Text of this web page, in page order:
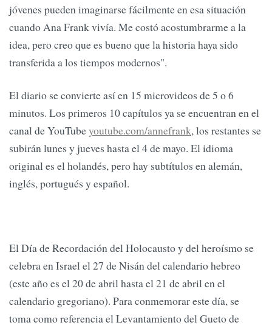
jóvenes pueden imaginarse fácilmente en esa situación
cuando Ana Frank vivía. Me costó acostumbrarme a la
idea, pero creo que es bueno que la historia haya sido
transferida a los tiempos modernos".
El diario se convierte así en 15 microvideos de 5 o 6
minutos. Los primeros 10 capítulos ya se encuentran en el
canal de YouTubeyoutube.com/annefrank, los restantes se
subirán lunes y jueves hasta el 4 de mayo. El idioma
original es el holandés, pero hay subtítulos en alemán,
inglés, portugués y español.
El Día de Recordación del Holocausto y del heroísmo se
celebra en Israel el 27 de Nisán del calendario hebreo
(este año es el 20 de abril hasta el 21 de abril en el
calendario gregoriano). Para conmemorar este día, se
toma como referencia el Levantamiento del Gueto de